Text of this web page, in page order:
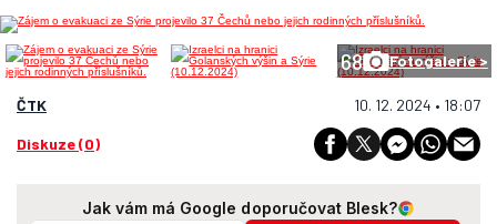
68 Fotogalerie >
ČTK 10. 12. 2024 • 18:07
Diskuze (0)
Jak vám má Google doporučovat Blesk?